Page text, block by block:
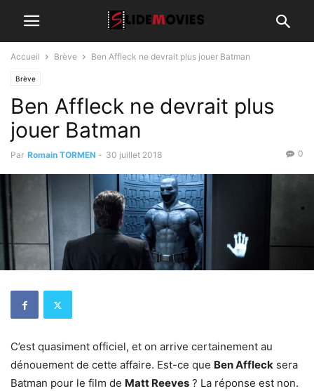
Accueil Brève Ben Affleck ne devrait plus jouer Batman
Brève
Ben Affleck ne devrait plus
jouer Batman
Par Romain TORMEN - 30 juillet 2018 0
C’est quasiment officiel, et on arrive certainement au
dénouement de cette affaire. Est-ce que Ben Affleck sera
Batman pour le film de Matt Reeves ? La réponse est non.